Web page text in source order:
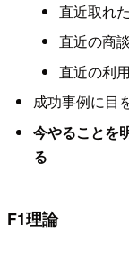
直近取れ
直近の商
直近の利
成功事例に目
今やることを
る
F1理論